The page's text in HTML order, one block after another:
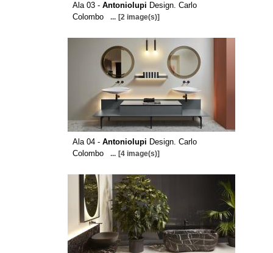
Ala 03 - Antoniolupi Design. Carlo
Colombo
... [2 image(s)]
Ala 04 - Antoniolupi Design. Carlo
Colombo
... [4 image(s)]